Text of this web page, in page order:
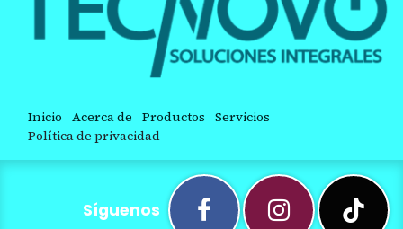
Inicio Acerca de Productos Servicios
Política de privacidad
Síguenos